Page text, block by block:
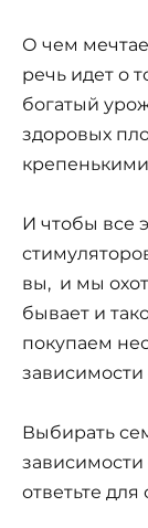
О чем
речь идет о
богатый
здоровых
И чтобы все
вы, и мы
бывает и
покупаем
зависимости
Выбирать
ответьте